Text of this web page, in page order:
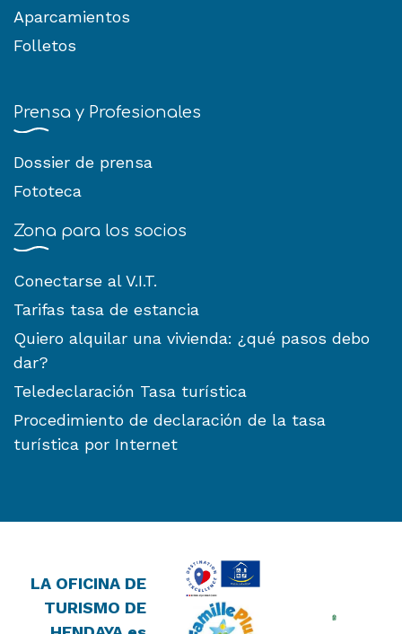
Aparcamientos
Folletos
Prensa y Profesionales
Dossier de prensa
Fototeca
Zona para los socios
Conectarse al V.I.T.
Tarifas tasa de estancia
Quiero alquilar una vivienda: ¿qué pasos debo
dar?
Teledeclaración Tasa turística
Procedimiento de declaración de la tasa
turística por Internet
LA OFICINA DE
TURISMO DE